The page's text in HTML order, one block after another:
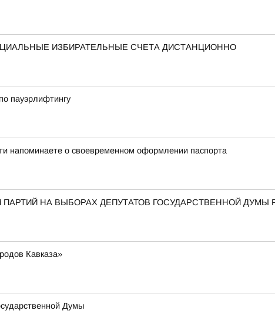
ИЗБИРАТЕЛЬНЫЕ СЧЕТА ДИСТАНЦИОННО
пауэрлифтингу
напоминаете о своевременном оформлении паспорта
НА ВЫБОРАХ ДЕПУТАТОВ ГОСУДАРСТВЕННОЙ ДУМЫ
Кавказа»
Думы